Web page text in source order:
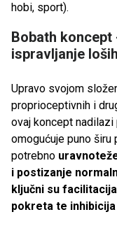
hobi, sport).
Bobath
ispravljanje
Upravo svojom
proprioceptivnih i
ovaj koncept
omogućuje puno širu
potrebno
i postizanje
ključni su
pokreta te